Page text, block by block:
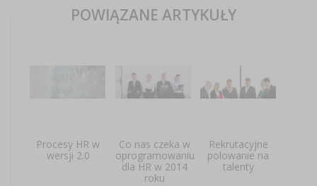
POWIĄZANE ARTYKUŁY
Procesy HR w
wersji 2.0
Co nas czeka w
oprogramowaniu
dla HR w 2014
roku
Rekrutacyjne
polowanie na
talenty